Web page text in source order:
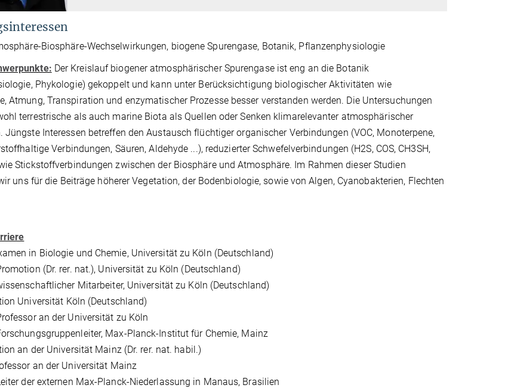
Biosphäre-Wechselwirkungen, biogene Spurengase, Botanik, Pflanzenphysiologie
Der Kreislauf biogener atmosphärischer Spurengase ist eng an die Botanik
Phykologie) gekoppelt und kann unter Berücksichtigung biologischer Aktivitäten wie
Atmung, Transpiration und enzymatischer Prozesse besser verstanden werden. Die Untersuchungen
terrestrische als auch marine Biota als Quellen oder Senken klimarelevanter atmosphärischer
Jüngste Interessen betreffen den Austausch flüchtiger organischer Verbindungen (VOC, Monoterpene,
Verbindungen, Säuren, Aldehyde ...), reduzierter Schwefelverbindungen (H2S, COS, CH3SH,
Stickstoffverbindungen zwischen der Biosphäre und Atmosphäre. Im Rahmen dieser Studien
uns für die Beiträge höherer Vegetation, der Bodenbiologie, sowie von Algen, Cyanobakterien, Flechten
in Biologie und Chemie, Universität zu Köln (Deutschland)
(Dr. rer. nat.), Universität zu Köln (Deutschland)
Mitarbeiter, Universität zu Köln (Deutschland)
Universität Köln (Deutschland)
an der Universität zu Köln
Max-Planck-Institut für Chemie, Mainz
an der Universität Mainz (Dr. rer. nat. habil.)
an der Universität Mainz
der externen Max-Planck-Niederlassung in Manaus, Brasilien